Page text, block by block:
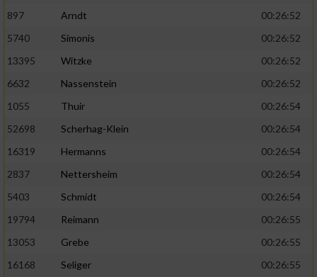
897
Arndt
00:26:52
5740
Simonis
00:26:52
13395
Witzke
00:26:52
6632
Nassenstein
00:26:52
1055
Thuir
00:26:54
52698
Scherhag-Klein
00:26:54
16319
Hermanns
00:26:54
2837
Nettersheim
00:26:54
5403
Schmidt
00:26:54
19794
Reimann
00:26:55
13053
Grebe
00:26:55
16168
Seliger
00:26:55